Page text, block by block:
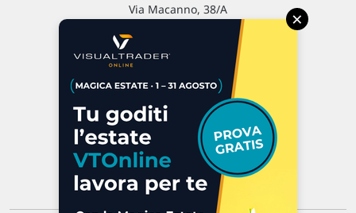
Via Macanno, 38/A
P.IVA 02 452 460 401
Chi siamo
Commenti e segnalazioni
Contattaci
×